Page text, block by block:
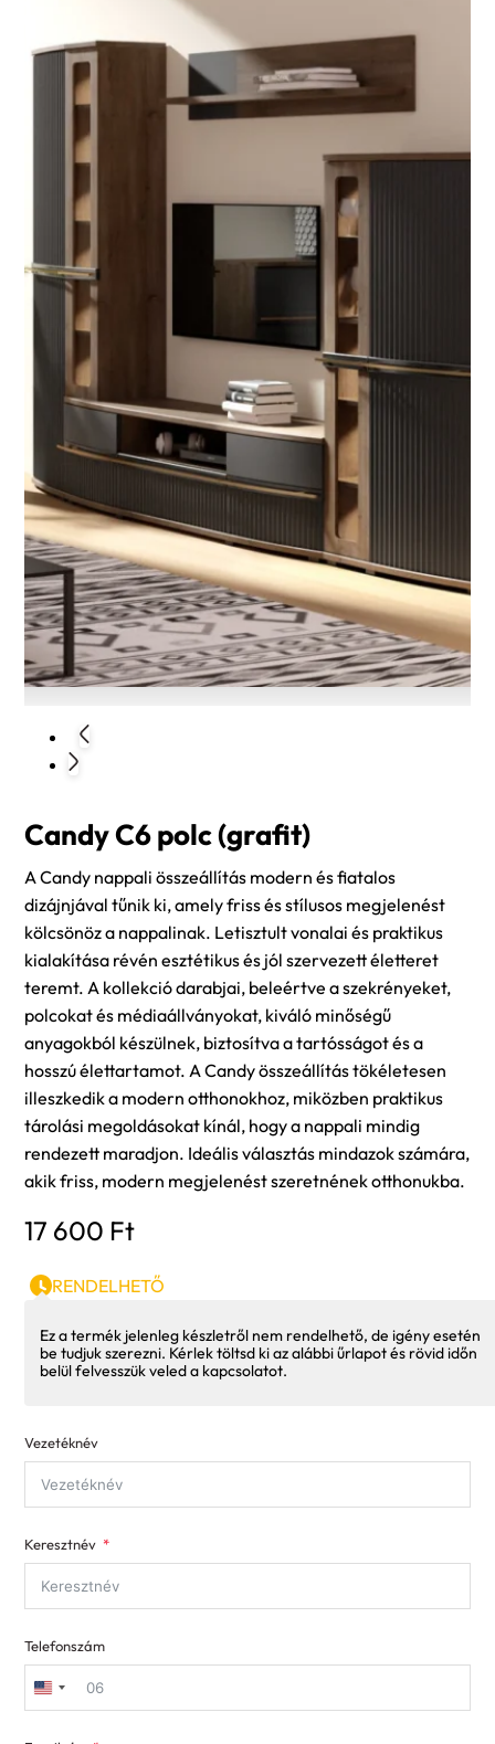
Candy C6 polc (grafit)
A Candy nappali összeállítás modern és fiatalos
dizájnjával tűnik ki, amely friss és stílusos megjelenést
kölcsönöz a nappalinak. Letisztult vonalai és praktikus
kialakítása révén esztétikus és jól szervezett életteret
teremt. A kollekció darabjai, beleértve a szekrényeket,
polcokat és médiaállványokat, kiváló minőségű
anyagokból készülnek, biztosítva a tartósságot és a
hosszú élettartamot. A Candy összeállítás tökéletesen
illeszkedik a modern otthonokhoz, miközben praktikus
tárolási megoldásokat kínál, hogy a nappali mindig
rendezett maradjon. Ideális választás mindazok számára,
akik friss, modern megjelenést szeretnének otthonukba.
17 600 Ft
RENDELHETŐ
Ez a termék jelenleg készletről nem rendelhető, de igény esetén
be tudjuk szerezni. Kérlek töltsd ki az alábbi űrlapot és rövid időn
belül felvesszük veled a kapcsolatot.
Vezetéknév
Keresztnév
Telefonszám
United